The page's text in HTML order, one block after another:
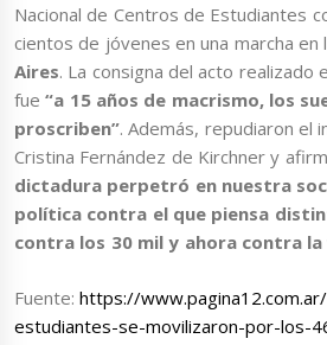
Nacional de Centros de Estudiantes
cientos de jóvenes en una marcha en
Aires. La consigna del acto realizado
fue“a 15 años de macrismo, los
proscriben”. Además, repudiaron el
Cristina Fernández de Kirchner y
dictadura perpetró en nuestra
política contra el que piensa
contra los 30 mil y ahora contra
Fuente:https://
estudiantes-se-movilizaron-por-los-